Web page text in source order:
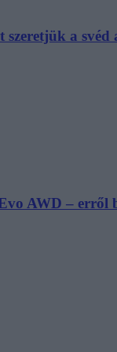
szeretjük a svéd
AWD – erről